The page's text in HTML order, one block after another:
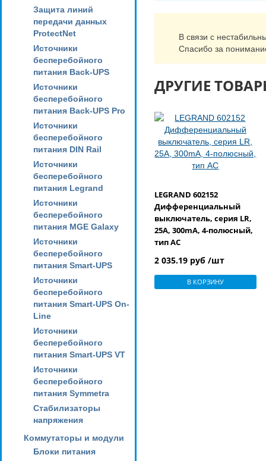
Защита линий
передачи данных
ProtectNet
Источники
бесперебойного
питания Back-UPS
Источники
бесперебойного
питания Back-UPS Pro
Источники
бесперебойного
питания DIN Rail
Источники
бесперебойного
питания Legrand
Источники
бесперебойного
питания MGE Galaxy
Источники
бесперебойного
питания Smart-UPS
Источники
бесперебойного
питания Smart-UPS On-
Line
Источники
бесперебойного
питания Smart-UPS VT
Источники
бесперебойного
питания Symmetra
Стабилизаторы
напряжения
Коммутаторы и модули
Блоки питания
В связи с
Спасибо за
ДРУГИЕ
LEGRAND 602152
Дифференциальный
выключатель, серия LR,
25A, 300mA, 4-полюсный,
тип АС
2 035.19 руб /шт
В КОРЗИНУ